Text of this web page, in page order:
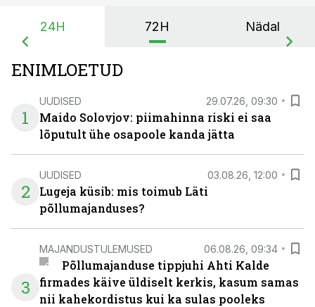
24H 72H Nädal
ENIMLOETUD
1
UUDISED 29.07.26, 09:30
Maido Solovjov: piimahinna riski ei saa
lõputult ühe osapoole kanda jätta
2
UUDISED 03.08.26, 12:00
Lugeja küsib: mis toimub Läti
põllumajanduses?
3
MAJANDUSTULEMUSED 06.08.26, 09:34
Põllumajanduse tippjuhi Ahti Kalde
firmades käive üldiselt kerkis, kasum samas
nii kahekordistus kui ka sulas pooleks